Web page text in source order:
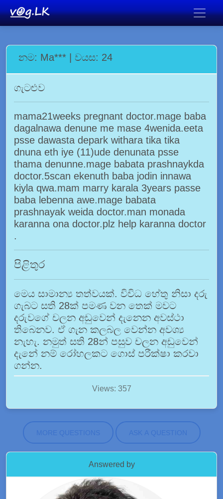
නම: Ma*** | වයස: 24
ගැටළුව
mama21weeks pregnant doctor.mage baba
dagalnawa denune me mase 4wenida.eeta
psse dawasta depark withara tika tika
dnuna eth iye (11)ude denunata psse
thama denunne.mage babata prashnaykda
doctor.5scan ekenuth baba jodin innawa
kiyla qwa.mam marry karala 3years passe
baba lebenna awe.mage babata
prashnayak weida doctor.man monada
karanna ona doctor.plz help karanna doctor
.
පිළිතුර
මෙය සාමාන්‍ය තත්වයක්. විවිධ හේතු නිසා දරු
ගැබට සති 28ක් පමණ වන තෙක් මවට
දරුවගේ චලන අඩුවෙන් දැනෙන අවස්ථා
තිබෙනව. ඒ ගැන කලබල වෙන්න අවශ්‍ය
නැහැ. නමුත් සති 28න් පසුව චලන අඩුවෙන්
දැනේ නම් රෝහලකට ගොස් පරීක්ෂා කරවා
ගන්න.
Views: 357
MORE QUESTIONS ASK A QUESTION
Answered by